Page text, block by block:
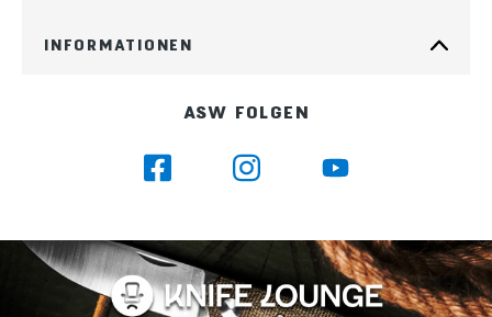
INFORMATIONEN
ASW FOLGEN